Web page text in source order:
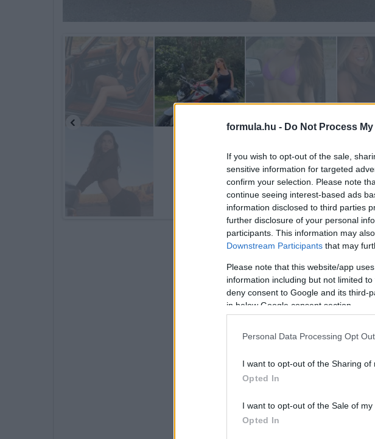
formula.hu - Do Not Process
If you wish to opt-out of the sale,
sensitive information for targeted
confirm your selection. Please note
continue seeing interest-based ads
information disclosed to third parties
further disclosure of your personal
participants. This information may
Downstream Participants that may
Please note that this website/app
information including but not limited
deny consent to Google and its third-
in below Google consent section.
Personal Data Processing Opt
I want to opt-out of the Sharing of
Opted In
I want to opt-out of the Sale of my
Opted In